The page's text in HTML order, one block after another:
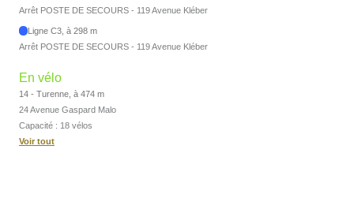
Arrêt POSTE DE SECOURS - 119 Avenue Kléber
Ligne C3, à 298 m
Arrêt POSTE DE SECOURS - 119 Avenue Kléber
En vélo
14 - Turenne, à 474 m
24 Avenue Gaspard Malo
Capacité : 18 vélos
Voir tout